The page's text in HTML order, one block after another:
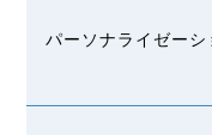
パーソナライゼーシ